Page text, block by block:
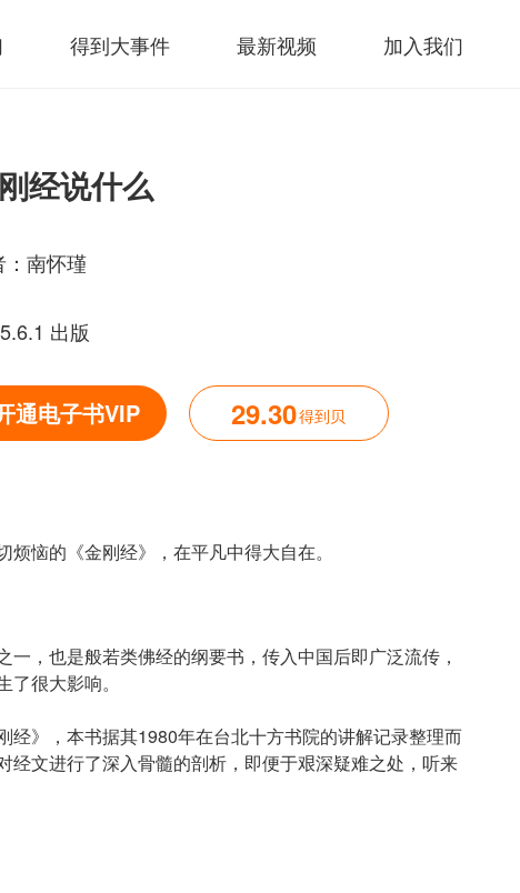
得到大事件 最新视频 加入我们
经说什么
南怀瑾
出版
通电子书VIP 29.30得到贝
恼的《金刚经》，在平凡中得大自在。
一，也是般若类佛经的纲要书，传入中国后即广泛流传，
很大影响。
经》，本书据其1980年在台北十方书院的讲解记录整理而
经文进行了深入骨髓的剖析，即便于艰深疑难之处，听来